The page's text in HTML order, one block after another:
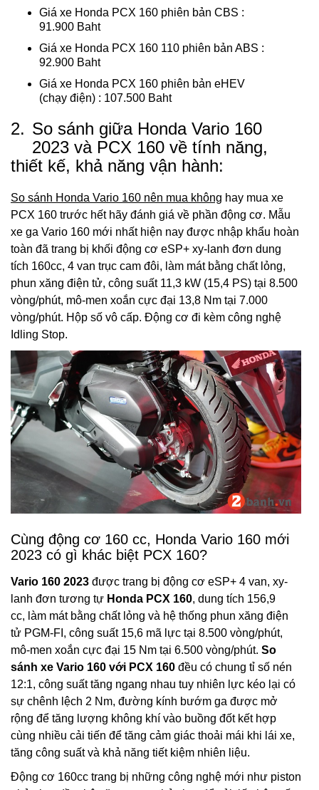
Giá xe Honda PCX 160 phiên bản CBS :
91.900 Baht
Giá xe Honda PCX 160 110 phiên bản ABS :
92.900 Baht
Giá xe Honda PCX 160 phiên bản eHEV
(chạy điện) : 107.500 Baht
2. So sánh giữa Honda Vario 160
2023 và PCX 160 về tính năng,
thiết kế, khả năng vận hành:
So sánh Honda Vario 160 nên mua không hay mua xe
PCX 160 trước hết hãy đánh giá về phần động cơ. Mẫu
xe ga Vario 160 mới nhất hiện nay được nhập khẩu hoàn
toàn đã trang bị khối động cơ eSP+ xy-lanh đơn dung
tích 160cc, 4 van trục cam đôi, làm mát bằng chất lỏng,
phun xăng điện tử, công suất 11,3 kW (15,4 PS) tại 8.500
vòng/phút, mô-men xoắn cực đại 13,8 Nm tại 7.000
vòng/phút. Hộp số vô cấp. Động cơ đi kèm công nghệ
Idling Stop.
Cùng động cơ 160 cc, Honda Vario 160 mới
2023 có gì khác biệt PCX 160?
Vario 160 2023 được trang bị động cơ eSP+ 4 van, xy-
lanh đơn tương tự Honda PCX 160, dung tích 156,9
cc, làm mát bằng chất lỏng và hệ thống phun xăng điện
tử PGM-FI, công suất 15,6 mã lực tại 8.500 vòng/phút,
mô-men xoắn cực đại 15 Nm tại 6.500 vòng/phút. So
sánh xe Vario 160 với PCX 160 đều có chung tỉ số nén
12:1, công suất tăng ngang nhau tuy nhiên lực kéo lại có
sự chênh lệch 2 Nm, đường kính bướm ga được mở
rộng để tăng lượng không khí vào buồng đốt kết hợp
cùng nhiều cải tiến để tăng cảm giác thoải mái khi lái xe,
tăng công suất và khả năng tiết kiệm nhiên liệu.
Động cơ 160cc trang bị những công nghệ mới như piston